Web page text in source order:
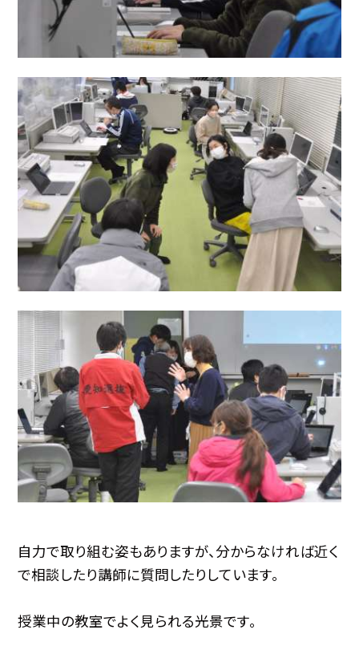
自力で取り組む姿もありますが、分からなければ近く
で相談したり講師に質問したりしています。
授業中の教室でよく見られる光景です。